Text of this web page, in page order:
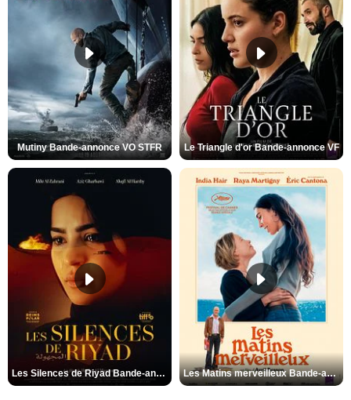
Mutiny Bande-annonce VO STFR Le Triangle d'or Bande-annonce VF
Les Silences de Riyad Bande-annonce VO STFR Les Matins merveilleux Bande-annonce VF